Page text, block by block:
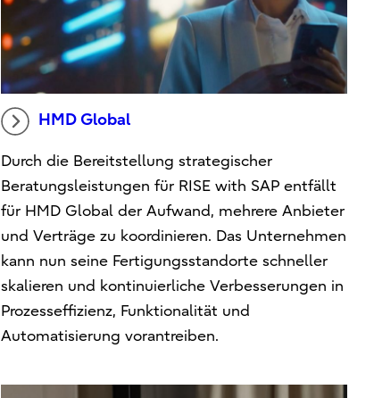
HMD Global
Durch die Bereitstellung strategischer
Beratungsleistungen für RISE with SAP entfällt
für HMD Global der Aufwand, mehrere Anbieter
und Verträge zu koordinieren. Das Unternehmen
kann nun seine Fertigungsstandorte schneller
skalieren und kontinuierliche Verbesserungen in
Prozesseffizienz, Funktionalität und
Automatisierung vorantreiben.